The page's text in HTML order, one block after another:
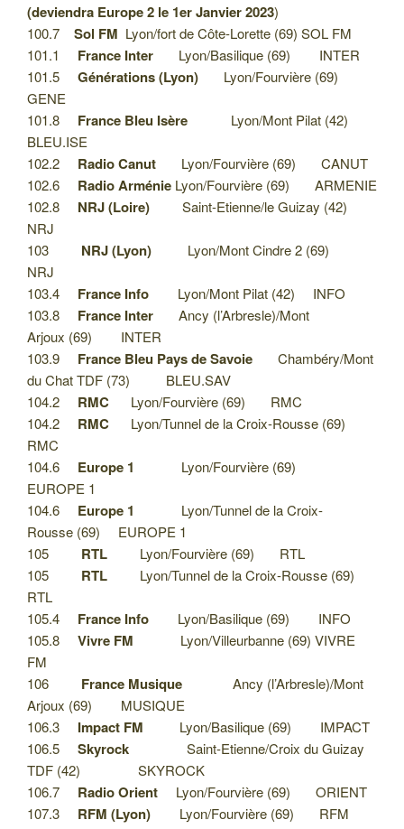
(deviendra Europe 2 le 1er Janvier 2023)
100.7 Sol FM Lyon/fort de Côte-Lorette (69) SOL FM
101.1 France Inter Lyon/Basilique (69) INTER
101.5 Générations (Lyon) Lyon/Fourvière (69)
GENE
101.8 France Bleu Isère Lyon/Mont Pilat (42)
BLEU.ISE
102.2 Radio Canut Lyon/Fourvière (69) CANUT
102.6 Radio Arménie Lyon/Fourvière (69) ARMENIE
102.8 NRJ (Loire) Saint-Etienne/le Guizay (42)
NRJ
103 NRJ (Lyon) Lyon/Mont Cindre 2 (69)
NRJ
103.4 France Info Lyon/Mont Pilat (42) INFO
103.8 France Inter Ancy (l’Arbresle)/Mont
Arjoux (69) INTER
103.9 France Bleu Pays de Savoie Chambéry/Mont
du Chat TDF (73) BLEU.SAV
104.2 RMC Lyon/Fourvière (69) RMC
104.2 RMC Lyon/Tunnel de la Croix-Rousse (69)
RMC
104.6 Europe 1 Lyon/Fourvière (69)
EUROPE 1
104.6 Europe 1 Lyon/Tunnel de la Croix-
Rousse (69) EUROPE 1
105 RTL Lyon/Fourvière (69) RTL
105 RTL Lyon/Tunnel de la Croix-Rousse (69)
RTL
105.4 France Info Lyon/Basilique (69) INFO
105.8 Vivre FM Lyon/Villeurbanne (69) VIVRE
FM
106 France Musique Ancy (l’Arbresle)/Mont
Arjoux (69) MUSIQUE
106.3 Impact FM Lyon/Basilique (69) IMPACT
106.5 Skyrock Saint-Etienne/Croix du Guizay
TDF (42) SKYROCK
106.7 Radio Orient Lyon/Fourvière (69) ORIENT
107.3 RFM (Lyon) Lyon/Fourvière (69) RFM